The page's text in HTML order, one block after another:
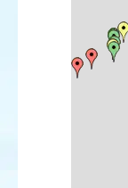
Faisan
Plongeon
Plongeon
Plongeon
Grèbe